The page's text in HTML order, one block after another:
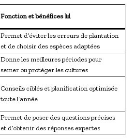
Fonction et bénéfices 📊
Permet d’éviter les erreurs de plantation
et de choisir des espèces adaptées
Donne les meilleures périodes pour
semer ou protéger les cultures
Conseils ciblés et planification optimisée
toute l’année
Permet de poser des questions précises
et d’obtenir des réponses expertes